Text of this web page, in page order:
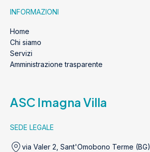
INFORMAZIONI
Home
Chi siamo
Servizi
Amministrazione trasparente
ASC Imagna Villa
SEDE LEGALE
via Valer 2, Sant'Omobono Terme (BG)